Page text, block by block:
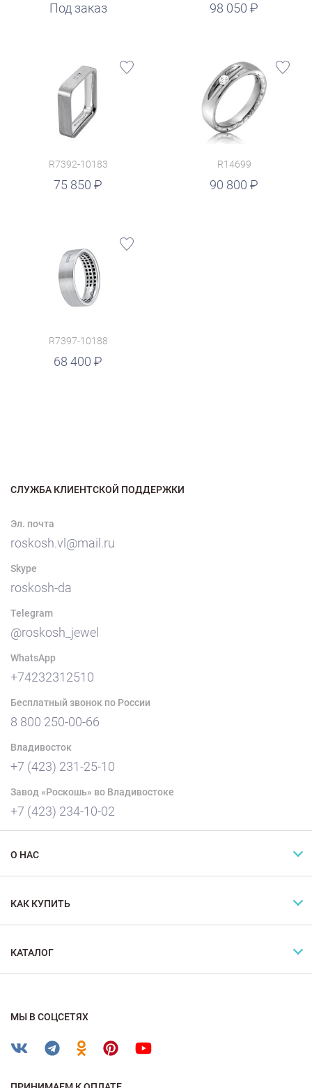
Под заказ 98 050
руб.
R7392-10183
75 850
R14699
90 800
R7397-10188
68 400
СЛУЖБА КЛИЕНТСКОЙ ПОДДЕРЖКИ
Эл. почта
roskosh.vl@mail.ru
Skype
roskosh-da
Telegram
@roskosh_jewel
WhatsApp
+74232312510
Бесплатный звонок по России
8 800 250-00-66
Владивосток
+7 (423) 231-25-10
Завод «Роскошь» во Владивостоке
+7 (423) 234-10-02
О НАС
КАК КУПИТЬ
КАТАЛОГ
МЫ В СОЦСЕТЯХ